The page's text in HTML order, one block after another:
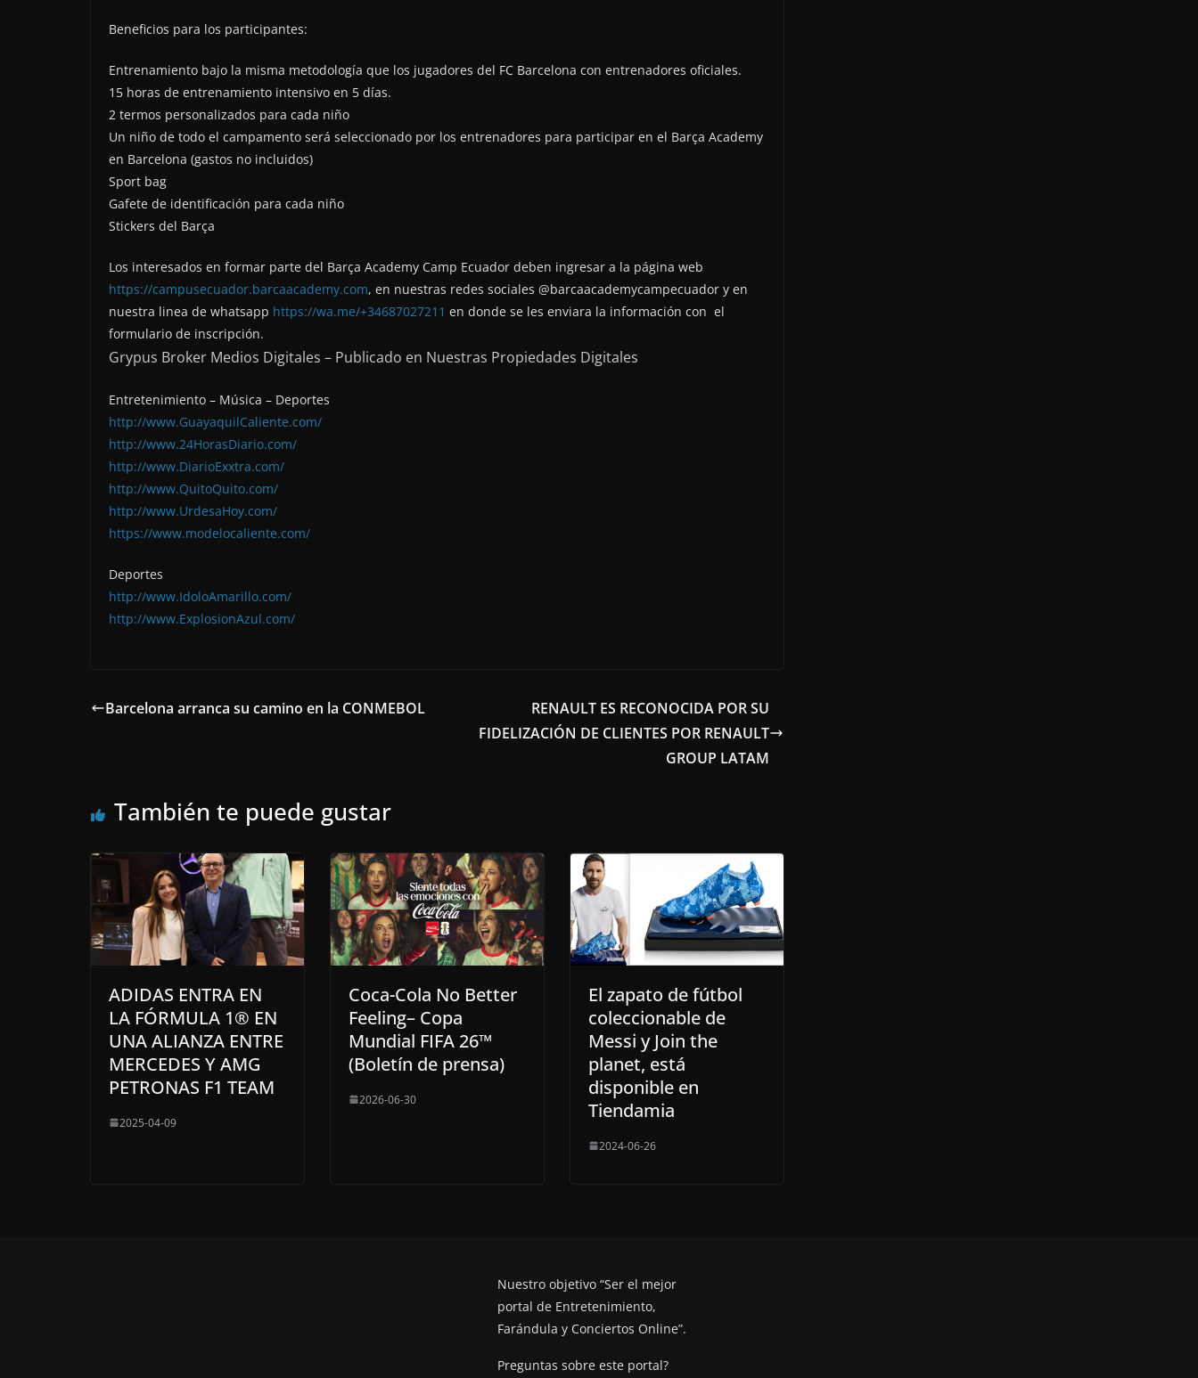
Beneficios para los participantes:
Entrenamiento bajo la misma metodología que los jugadores del FC Barcelona con entrenadores oficiales.
15 horas de entrenamiento intensivo en 5 días.
2 termos personalizados para cada niño
Un niño de todo el campamento será seleccionado por los entrenadores para participar en el Barça Academy
en Barcelona (gastos no incluidos)
Sport bag
Gafete de identificación para cada niño
Stickers del Barça
Los interesados en formar parte del Barça Academy Camp Ecuador deben ingresar a la página web
https://campusecuador.barcaacademy.com, en nuestras redes sociales @barcaacademycampecuador y en
nuestra linea de whatsapp https://wa.me/+34687027211 en donde se les enviara la información con el
formulario de inscripción.
Grypus Broker Medios Digitales – Publicado en Nuestras Propiedades Digitales
Entretenimiento – Música – Deportes
http://www.GuayaquilCaliente.com/
http://www.24HorasDiario.com/
http://www.DiarioExxtra.com/
http://www.QuitoQuito.com/
http://www.UrdesaHoy.com/
https://www.modelocaliente.com/
Deportes
http://www.IdoloAmarillo.com/
http://www.ExplosionAzul.com/
Barcelona arranca su camino en la CONMEBOL
RENAULT ES RECONOCIDA POR SU
FIDELIZACIÓN DE CLIENTES POR RENAULT
GROUP LATAM
También te puede gustar
ADIDAS ENTRA EN
LA FÓRMULA 1® EN
UNA ALIANZA ENTRE
MERCEDES Y AMG
PETRONAS F1 TEAM
2025-04-09
Coca-Cola No Better
Feeling– Copa
Mundial FIFA 26™
(Boletín de prensa)
2026-06-30
El zapato de fútbol
coleccionable de
Messi y Join the
planet, está
disponible en
Tiendamia
2024-06-26
Nuestro objetivo “Ser el mejor
portal de Entretenimiento,
Farándula y Conciertos Online”.
Preguntas sobre este portal?